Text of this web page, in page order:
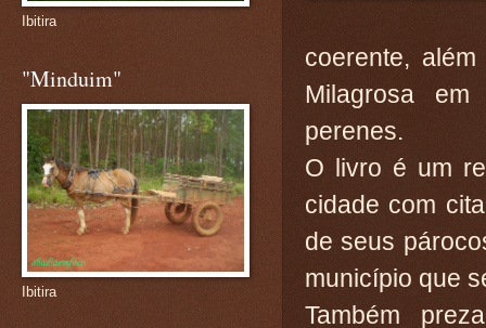
coerente,
Milagrosa
perenes.
O livro é um
cidade com
de seus
município que
Também
Ibitira
"Minduim"
Ibitira